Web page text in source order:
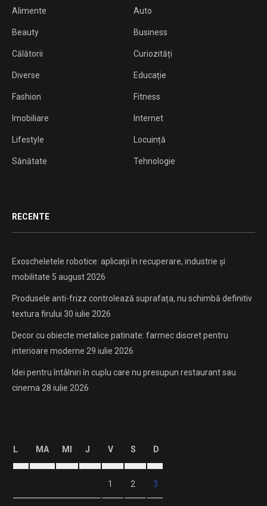
Alimente Auto
Beauty Business
Călătorii Curiozități
Diverse Educație
Fashion Fitness
Imobiliare Internet
Lifestyle Locuință
Sănătate Tehnologie
RECENTE
Exoscheletele robotice: aplicații în recuperare, industrie și
mobilitate 5 august 2026
Produsele anti-frizz controlează suprafața, nu schimbă definitiv
textura firului 30 iulie 2026
Decor cu obiecte metalice patinate: farmec discret pentru
interioare moderne 29 iulie 2026
Idei pentru întâlniri în cuplu care nu presupun restaurant sau
cinema 28 iulie 2026
L MA MI J V S D
1 2 3